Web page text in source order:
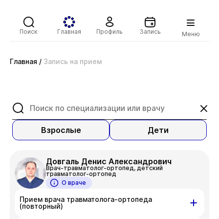
Поиск Главная Профиль Запись Меню
Главная / Запись на прием
Взрослые Дети
Довгаль Денис Александрович
Врач-травматолог-ортопед, детский
травматолог-ортопед
О враче
Прием врача травматолога-ортопеда
(повторный)